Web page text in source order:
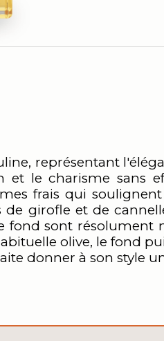
représentant
et le charisme sans
frais qui
girofle et de
sont résolument
olive, le fond
donner à son style